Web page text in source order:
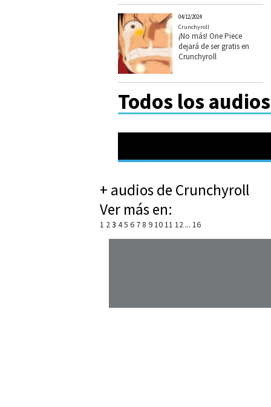
04/12/2024
Crunchyroll
¡No más! One Piece
dejará de ser gratis en
Crunchyroll
Todos los
+ audios de Crunchyroll
Ver más en:
1 23 45 6 78 91011 12 ... 16